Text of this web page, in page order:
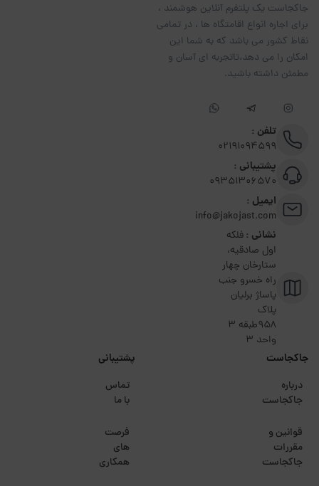
جاکجاست یک پلتفرم آنلاین هوشمند ،
برای اجاره انواع اقامتگاه ها ، در تمامی
نقاط کشور می باشد که به شما این
امکان را می دهد،تاتجربه ای آسان و
مطمئن داشته باشید.
تلفن :
02191094599
پشتیبانی :
09351306570
ایمیل :
info@jakojast.com
نشانی :فلکه
اول صادقیه،
ستارخان چهار
راه خسرو جنب
پاساژ برلیان
پلاک
۹۵۸طبقه 3
واحد 3
جاکجاست
درباره
جاکجاست
قوانین و
مقررات
جاکجاست
پشتیبانی
تماس
با ما
فرصت
های
همکاری